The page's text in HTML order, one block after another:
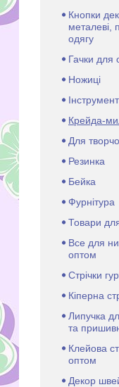
Кнопки
металеві,
одягу
Гачки для
Ножиці
Крейда-
Для
Резинка
Бейка
Фурнітура
Товари
Все для
оптом
Стрічки
Кіперна
Липучка
та
Клейова
оптом
Декор